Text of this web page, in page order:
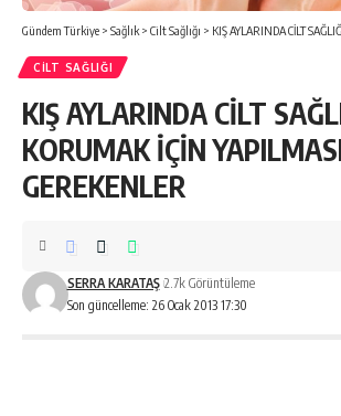
Gündem Türkiye > Sağlık > Cilt Sağlığı > KIŞ AYLARINDA CİLT SAĞLIĞINI
CILT SAĞLIĞI
KIŞ AYLARINDA CİLT
KORUMAK İÇİN
GEREKENLER
Son güncelleme: 26 Ocak 2013 17:30
SERRA KARATAŞ 2.7k Görüntüleme